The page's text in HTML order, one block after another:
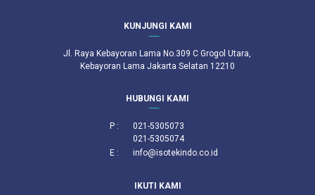
KUNJUNGI KAMI
Jl. Raya Kebayoran Lama No.309 C Grogol Utara,
Kebayoran Lama Jakarta Selatan 12210
HUBUNGI KAMI
P :
021-5305073
021-5305074
E :
info@isotekindo.co.id
IKUTI KAMI